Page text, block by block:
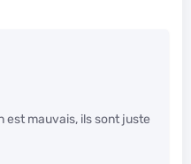
est mauvais, ils sont juste